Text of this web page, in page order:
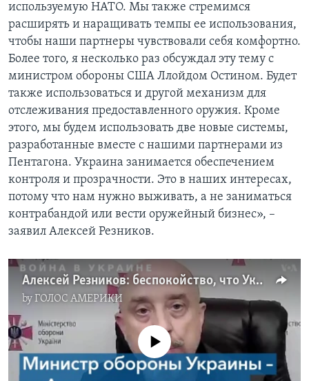
используемую НАТО. Мы также стремимся
расширять и наращивать темпы ее использования,
чтобы наши партнеры чувствовали себя комфортно.
Более того, я несколько раз обсуждал эту тему с
министром обороны США Ллойдом Остином. Будет
также использоваться и другой механизм для
отслеживания предоставленного оружия. Кроме
этого, мы будем использовать две новые системы,
разработанные вместе с нашими партнерами из
Пентагона. Украина занимается обеспечением
контроля и прозрачности. Это в наших интересах,
потому что нам нужно выживать, а не заниматься
контрабандой или вести оружейный бизнес», –
заявил Алексей Резников.
Алексей Резников: беспокойство, что Украина перенаправит западное оружие, создано искусственно
byГОЛОС АМЕРИКИ
No media source currently available